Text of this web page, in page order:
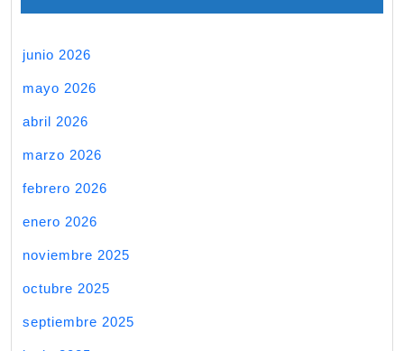
junio 2026
mayo 2026
abril 2026
marzo 2026
febrero 2026
enero 2026
noviembre 2025
octubre 2025
septiembre 2025